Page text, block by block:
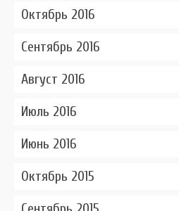
Октябрь 2016
Сентябрь 2016
Август 2016
Июль 2016
Июнь 2016
Октябрь 2015